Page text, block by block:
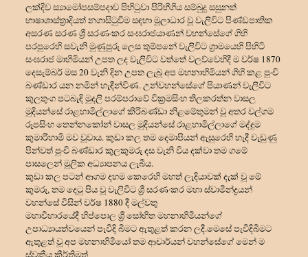
ලක්දිව ස්යාමෝපසම්පදාව පිහිටුවා පිරිහීගිය සම්බුදු සසුනත්
භාෂාශාස්ත්රාදියත් නගාසිටුවීම සඳහා මූලාධාර වූ වැලිවිට පිණ්ඩපාතික
අසරණ සරණ ශ්රී සරණංකර සංඝරාජයාණන් වහන්සේගේ ගිහි
පරපුරෙහි සවැනි මුණුපුරු ලෙස තුම්පනේ වැලිවිට ග්රාමයෙහි පිහිටි
සංඝරාජ මාහිමියන් උපත ලද වැලිවිට වත්තේ වලව්වෙහිදී ම වර්ෂ 1870
දෙසැම්බර් මස 20 වැනි දින උපත ලැබූ අප මහනාහිමියන් ගිහි කළ පුංචි
බණ්ඩාර යන නමින් හැඳීන්විණ. උන්වහන්සේගේ පියාණන් වැලිවිට
කුලතුංග පටබැඳි මුදලි පරම්පරාවේ වික්රමසිංහ තිලකරත්න වාසල
මුදියන්සේ රාළහාමිල්ලාගේ කිරිබණ්ඩා නිළමේතුමන් වූ අතර වල්ගම
රූපසිංහ තෙන්නකෝන් වාසල මුදියන්සේ රාළහාමිල්ලාගේ මද්දුම
කුමාරිහාමි මව වූවාය. කුඩා කල තම දෙමාපියන් ඇසු⁣රෙහි හැදී වැඩුණු
පින්වත් පුංචි බණ්ඩාර කුලකුමරු දස වැනි විය දක්වා තම ගමේ
පාසලෙන් මූලික අධ්යාපනය ලැබීය.
කුඩා කල පටන් ආගම දහම කෙරෙහි මහත් ලැදියාවක් දැක් වූ මේ
කුමරු, තම දෙටු පිය වූ වැලිවිට ශ්රී සරණංකර මහා ස්වාමීන්ද්රයන්
වහන්සේ විසින් වර්ෂ 1880 දී මල්වතු
මහාවිහාරයේදී හිප්පොල ශ්රී සෝභිත මහනාහිමියන්ගේ
උපාධ්යායත්වයෙන් පැවිදි බිමට ඇතුළත් කරන ලදී.මෙසේ පැවිදිබිමට
ඇතුළත් වූ අප මහනාහිමියෝ තම ආචාර්යන් වහන්සේගේ මෙන් ම
ස්වකීය කීර්තිමත්